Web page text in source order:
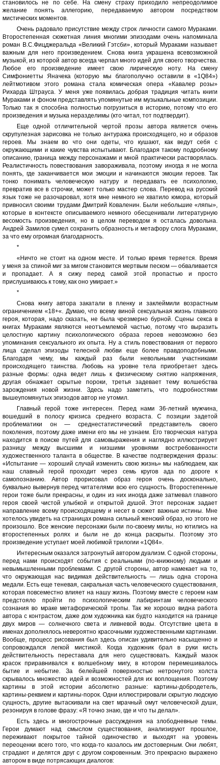
становилось не по себе. На смену страху приходило непреодолимое
желание понять аллегорию, передаваемую автором посредством
мистических моментов.
Очень радовало присутствие между строк личности самого Мураками.
Второстепенная сюжетная линия многими эпизодами очень напоминала
роман В.С.Фицджеральда «Великий Гэтсби», который Мураками называет
важным для него произведением. Снова книга украшена всевозможной
музыкой, из которой автор всегда черпал много идей для своего творчества.
Любое его произведение имеет свою лирическую ноту. На смену
Симфониетты Яначека (которую мы благополучно оставили в «1Q84»)
лейтмотивом этого романа стала комическая опера «Кавалер розы»
Рихарда Штрауса. У меня уже появилась добрая традиция читать книги
Мураками и фоном представлять упомянутые им музыкальные композиции.
Только так я способна полностью погрузиться в историю, потому что его
произведения и музыка неразделимы (кто читал, тот подтвердит).
Еще одной отличительной чертой прозы автора является очень
скрупулезная зарисовка не только антуража происходящего, но и образов
героев. Мы знаем во что они одеты, что кушают, как ведут себя с
окружающими и какие чувства испытывают. Благодаря такому подробному
описанию, граница между персонажами и мной практически растворялась.
Реалистичность повествования завораживала, поэтому иногда я не могла
понять, где заканчивается мои эмоции и начинаются эмоции героев. Так
тонко понимать человеческую натуру и передавать ее психологию,
превратив все в строчки, может только мастер слова. Перевод на русский
язык тоже не разочаровал, хотя мне немного не хватило юмора, который
привносил своими трудами Дмитрий Коваленин. Были небольшие «ляпы»,
которые в контексте описываемого немного обесценивали литературную
весомость произведения, но в целом переводом я осталась довольна.
Андрей Замилов сумел сохранить образность и метафору слога Мураками,
за что ему огромная благодарность.
*
«Ничто не стоит на одном месте. И только время теряется. Время
у меня за спиной миг за мигом становится мертвым песком — обваливается
и пропадает. А я сижу перед самой этой пропастью и просто
прислушиваюсь к тому, как оно умирает.»
*
Снова книгу автора закатали в пленку и заклеймили возрастным
ограничением «18+«. Думаю, что всему виной сексуальная жизнь главного
героя, которая, надо сказать, не была чрезмерно бурной. Сцены секса в
книгах Мураками являются неотъемлемой частью, потому что выразить
целостную картину психологического образа героев невозможно без
упоминания сексуального их опыта. Ну а стиль повествования от первого
лица сделал эпизоды телесной любви еще более правдоподобными.
Благодаря чему, мы каждый раз были невольными участниками
происходящего таинства. Любовь на уровне тела приобретает здесь
разные формы: одна ведет лишь к физическому снятию напряжения,
другая обнажает скрытые пороки, третья задевает тему волшебства
зарождения новой жизни. Здесь надо заметить, что подробностями
вышеупомянутых эпизодов автор не утомил.
Главный герой тоже интересен. Перед нами 36-летний мужчина,
вошедший в полосу кризиса среднего возраста. С позиции задетой
проблематики он — среднестатистический представитель своего
поколения, поэтому даже имени его мы не узнаем. Его творческая натура
находится в поиске путей для самовыражения и наглядно иллюстрирует
разницу между высшими и низшими уровнями востребованности
художественного таланта в обществе. В качестве подтверждения фразы:
«Испытание — хороший случай изменить свою жизнь» мы наблюдаем, как
наш славный герой проходит через семь кругов ада по дороге к
самопознанию. Автор прорисовал образ героя очень досконально,
буквально вывернув перед читателями всю его сущность. Второстепенные
герои тоже были прекрасны, и один из них иногда даже затмевал главного
героя своей чистой улыбкой и открытой душой. Этот персонаж задает
направление всему происходящему и несет в сюжет важные истины. Мне
хотелось увидеть на страницах романа сильный женский образ, но этого не
произошло. Все женские персонажи были по-своему милы, но ютились на
второстепенных ролях и были не до конца раскрыты. Поэтому это
произведение уступает моей любимой трилогии «1Q84».
Интересным оказался затронутый автором дуализм. С одной стороны,
перед нами происходят события с реальными (по-книжному) людьми и
невымышленными проблемами. С другой стороны, автор намекает на то,
что окружающая нас видимая действительность — лишь одна сторона
медали. Есть еще теневая, сакральная часть человеческого существования,
которая повсеместно влияет на нашу жизнь. Поэтому вместе с героем нам
предстояло пройти по психологическим лабиринтам человеческого
сознания во мраке метафорической тропы. Так же хорошо видна работа
автора с контрастом, даже дом художника как будто находится на границе
двух миров — солнечного света и ливневой воды. Отсутствие цвета в
именах дополнялось невероятно красочными художественными картинами.
Вообще, процесс рисования был здесь описан удивительно насыщенно и
сопровождался легкой мистикой. Когда художник брал в руки кисть
действительность переставала для него существовать. Каждый мазок
красок приравнивался к волшебному мигу, в котором перемешивалось
бытие и небытие. За белейшей поверхностью нетронутого холста
скрывалось множество идей и возможностей для их воплощения. Поэтому
картины в этой истории абсолютно разные: картины-добродетель,
картины-реквием и картины-порок. Одни иллюстрировали скрытую людскую
сущность, другие вытаскивали на свет мрачный омут человеческой души,
резонируя в голове фразу: «Я точно знаю, где и что ты делал».
Есть здесь и многострочные рассуждения на злободневные темы.
Герои думают над смыслом существования, анализируют прошлое,
переживают покрытое тайной одиночество и выходят на уровень
переоценки всего того, что когда-то казалось им достоверным. Они любят,
страдают и делятся друг с другом сокровенным. Это прекрасно выражено
автором в виде потрясающих диалогов: